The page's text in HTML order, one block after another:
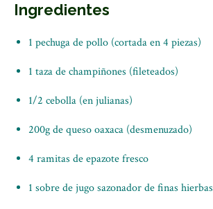
Ingredientes
1 pechuga de pollo (cortada en 4 piezas)
1 taza de champiñones (fileteados)
1/2 cebolla (en julianas)
200g de queso oaxaca (desmenuzado)
4 ramitas de epazote fresco
1 sobre de jugo sazonador de finas hierbas